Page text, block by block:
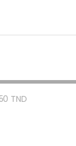
TND